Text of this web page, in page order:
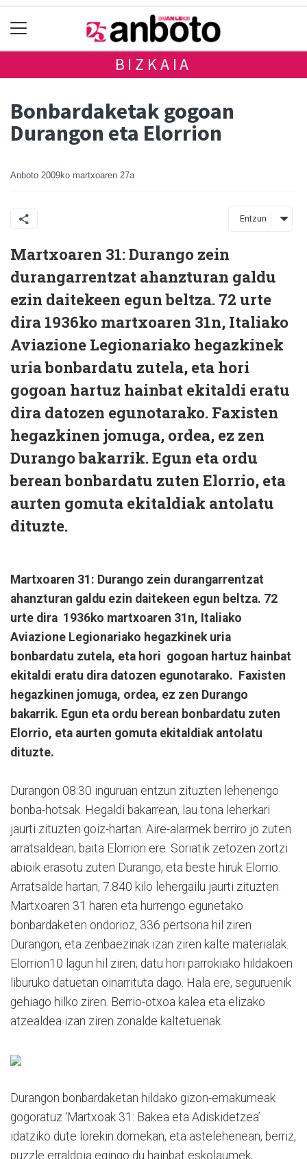
BIZKAIA
Bonbardaketak gogoan
Durangon eta Elorrion
Anboto 2009ko martxoaren 27a
Entzun
Martxoaren 31: Durango zein
durangarrentzat ahanzturan galdu
ezin daitekeen egun beltza. 72 urte
dira 1936ko martxoaren 31n, Italiako
Aviazione Legionariako hegazkinek
uria bonbardatu zutela, eta hori
gogoan hartuz hainbat ekitaldi eratu
dira datozen egunotarako. Faxisten
hegazkinen jomuga, ordea, ez zen
Durango bakarrik. Egun eta ordu
berean bonbardatu zuten Elorrio, eta
aurten gomuta ekitaldiak antolatu
dituzte.
Martxoaren 31: Durango zein durangarrentzat
ahanzturan galdu ezin daitekeen egun beltza. 72
urte dira 1936ko martxoaren 31n, Italiako
Aviazione Legionariako hegazkinek uria
bonbardatu zutela, eta hori gogoan hartuz hainbat
ekitaldi eratu dira datozen egunotarako. Faxisten
hegazkinen jomuga, ordea, ez zen Durango
bakarrik. Egun eta ordu berean bonbardatu zuten
Elorrio, eta aurten gomuta ekitaldiak antolatu
dituzte.
Durangon 08:30 inguruan entzun zituzten lehenengo
bonba-hotsak. Hegaldi bakarrean, lau tona leherkari
jaurti zituzten goiz-hartan. Aire-alarmek berriro jo zuten
arratsaldean; baita Elorrion ere. Soriatik zetozen zortzi
abioik erasotu zuten Durango, eta beste hiruk Elorrio.
Arratsalde hartan, 7.840 kilo lehergailu jaurti zituzten.
Martxoaren 31 haren eta hurrengo egunetako
bonbardaketen ondorioz, 336 pertsona hil ziren
Durangon, eta zenbaezinak izan ziren kalte materialak.
Elorrion10 lagun hil ziren; datu hori parrokiako hildakoen
liburuko datuetan oinarrituta dago. Hala ere, seguruenik
gehiago hilko ziren. Berrio-otxoa kalea eta elizako
atzealdea izan ziren zonalde kaltetuenak.
Durangon bonbardaketan hildako gizon-emakumeak
gogoratuz ‘Martxoak 31: Bakea eta Adiskidetzea’
idatziko dute lorekin domekan, eta astelehenean, berriz,
puzzle erraldoia egingo du hainbat eskolaumek,